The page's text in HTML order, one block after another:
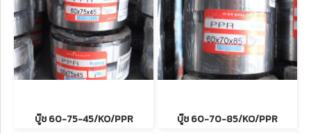
บู๊ช 60-75-45/KO/PPR บู๊ช 60-70-85/KO/PPR